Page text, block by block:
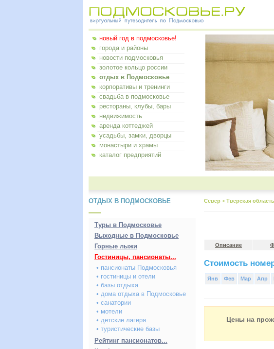
новый год в подмосковье!
города и районы
новости подмосковья
золотое кольцо россии
отдых в Подмосковье
корпоративы и тренинги
свадьба в подмосковье
рестораны, клубы, бары
недвижимость
аренда коттеджей
усадьбы, замки, дворцы
монастыри и храмы
каталог предприятий
ОТДЫХ В ПОДМОСКОВЬЕ
Туры в Подмосковье
Выходные в Подмосковье
Горные лыжи
Гостиницы, пансионаты...
• пансионаты Подмосковья
• гостиницы и отели
• базы отдыха
• дома отдыха в Подмосковье
• санатории
• мотели
• детские лагеря
• туристические базы
Рейтинг пансионатов...
Север > Тверская область
Описание
Стоимость
Янв Фев Мар Апр
Цены на